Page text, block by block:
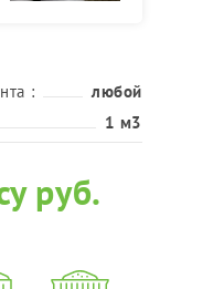
:
любой
1 м3
руб.